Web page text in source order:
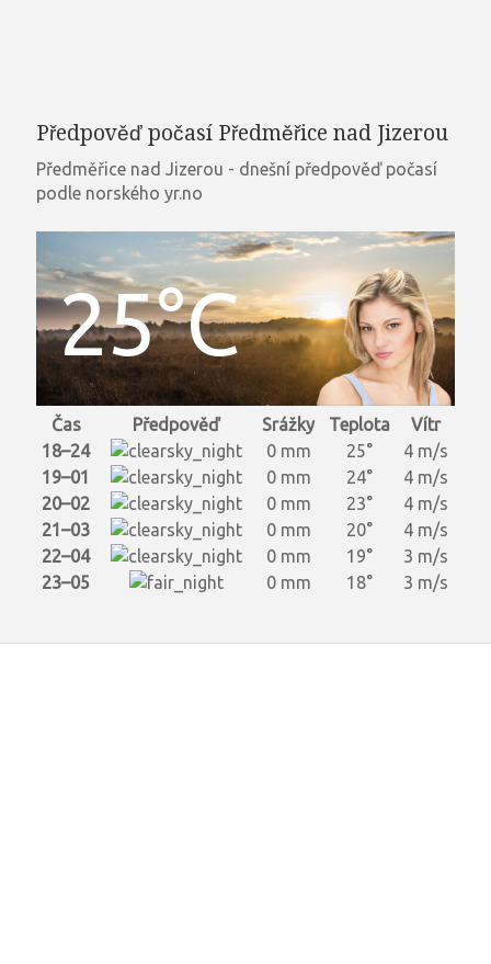
Předpověď počasí Předměřice nad Jizerou
Předměřice nad Jizerou - dnešní předpověď počasí
podle norského yr.no
25°C
Čas Předpověď Srážky Teplota
Vítr
18–24
0 mm 25°
4 m/s
19–01
0 mm 24°
4 m/s
20–02
0 mm 23°
4 m/s
21–03
0 mm 20°
4 m/s
22–04
0 mm 19°
3 m/s
23–05
0 mm 18° 3 m/s